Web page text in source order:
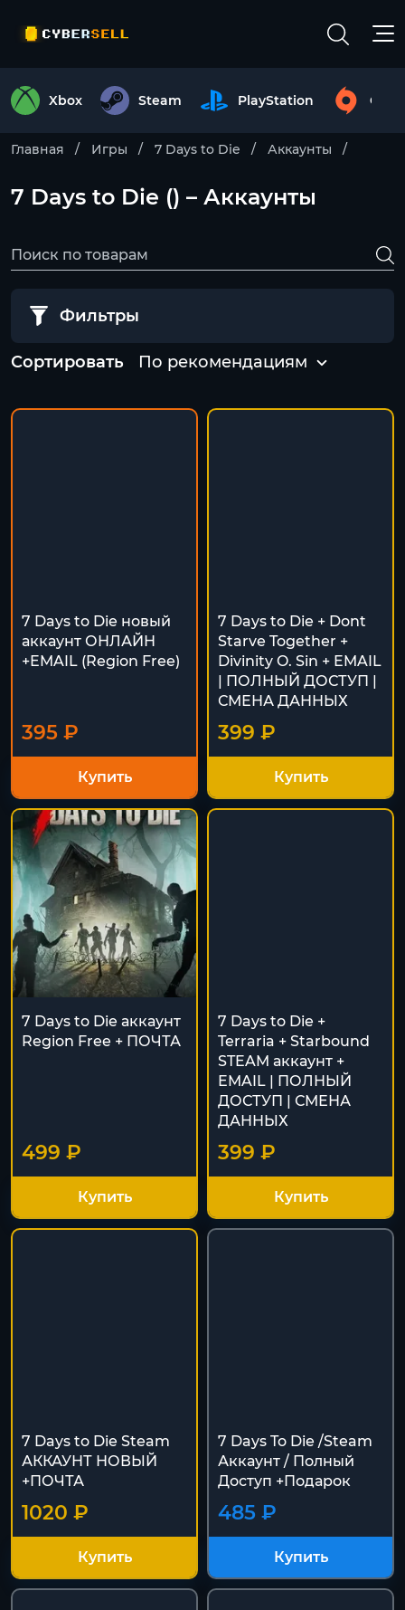
Xbox Steam PlayStation
Главная Игры 7 Days to Die Аккаунты
7 Days to Die () – Аккаунты
Фильтры
Сортировать По рекомендациям
7 Days to Die новый
аккаунт ОНЛАЙН
+EMAIL (Region Free)
395 ₽
Купить
7 Days to Die + Dont
Starve Together +
Divinity O. Sin + EMAIL
| ПОЛНЫЙ ДОСТУП |
СМЕНА ДАННЫХ
399 ₽
Купить
7 Days to Die аккаунт
Region Free + ПОЧТА
499 ₽
Купить
7 Days to Die +
Terraria + Starbound
STEAM аккаунт +
EMAIL | ПОЛНЫЙ
ДОСТУП | СМЕНА
ДАННЫХ
399 ₽
Купить
7 Days to Die Steam
АККАУНТ НОВЫЙ
+ПОЧТА
1020 ₽
Купить
7 Days To Die /Steam
Аккаунт / Полный
Доступ +Подарок
485 ₽
Купить